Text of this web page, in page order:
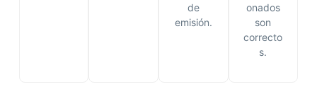
de
emisión.
onados
son
correcto
s.